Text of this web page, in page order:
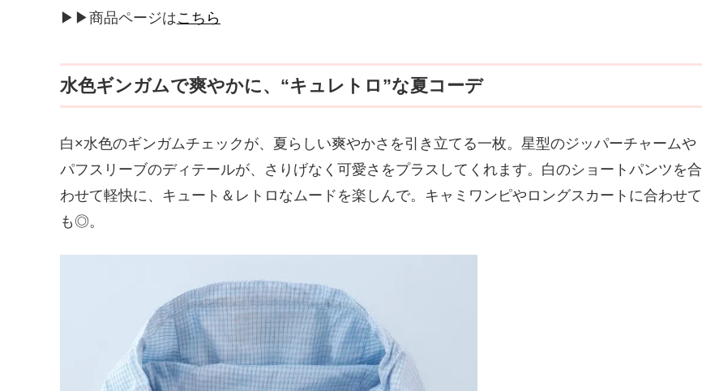
▶▶商品ページはこちら
水色ギンガムで爽やかに、“キュレトロ”な夏コーデ
白×水色のギンガムチェックが、夏らしい爽やかさを引き立てる一枚。星型のジッパーチャームや
パフスリーブのディテールが、さりげなく可愛さをプラスしてくれます。白のショートパンツを合
わせて軽快に、キュート＆レトロなムードを楽しんで。キャミワンピやロングスカートに合わせて
も◎。